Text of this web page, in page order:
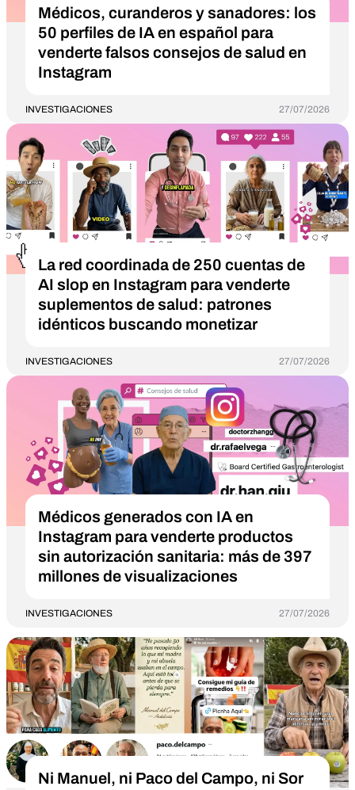
Médicos, curanderos y sanadores: los
50 perfiles de IA en español para
venderte falsos consejos de salud en
Instagram
INVESTIGACIONES 27/07/2026
La red coordinada de 250 cuentas de
AI slop en Instagram para venderte
suplementos de salud: patrones
idénticos buscando monetizar
INVESTIGACIONES 27/07/2026
Médicos generados con IA en
Instagram para venderte productos
sin autorización sanitaria: más de 397
millones de visualizaciones
INVESTIGACIONES 27/07/2026
Ni Manuel, ni Paco del Campo, ni Sor